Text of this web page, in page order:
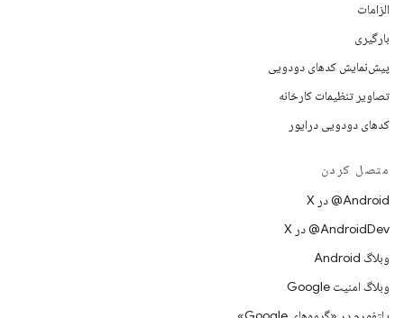
الزامات
بارگیری
پیش‌نمایش کدهای دودویی
تصاویر تنظیمات کارخانه
کدهای دودویی درایور
متصل کردن
‫‎@Android در X
‫‎@AndroidDev در X
وبلاگ Android
وبلاگ امنیت Google